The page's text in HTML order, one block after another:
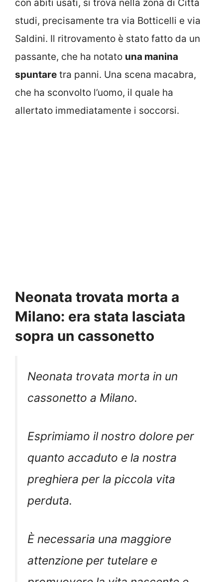
con abiti usati, si trova nella zona di Città
studi, precisamente tra via Botticelli e via
Saldini. Il ritrovamento è stato fatto da un
passante, che ha notato una manina
spuntare tra panni. Una scena macabra,
che ha sconvolto l’uomo, il quale ha
allertato immediatamente i soccorsi.
Neonata trovata morta a
Milano: era stata lasciata
sopra un cassonetto
Neonata trovata morta in un
cassonetto a Milano.
Esprimiamo il nostro dolore per
quanto accaduto e la nostra
preghiera per la piccola vita
perduta.
È necessaria una maggiore
attenzione per tutelare e